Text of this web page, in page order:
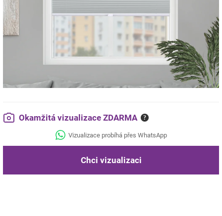
Okamžitá vizualizace ZDARMA ?
Vizualizace probíhá přes WhatsApp
Chci vizualizaci